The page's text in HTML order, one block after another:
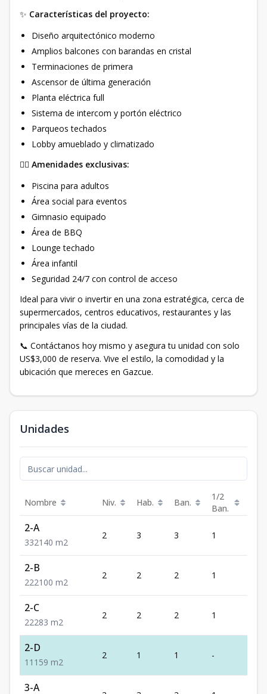
✨ Características del proyecto:
Diseño arquitectónico moderno
Amplios balcones con barandas en cristal
Terminaciones de primera
Ascensor de última generación
Planta eléctrica full
Sistema de intercom y portón eléctrico
Parqueos techados
Lobby amueblado y climatizado
🏊‍♂️ Amenidades exclusivas:
Piscina para adultos
Área social para eventos
Gimnasio equipado
Área de BBQ
Lounge techado
Área infantil
Seguridad 24/7 con control de acceso
Ideal para vivir o invertir en una zona estratégica, cerca de
supermercados, centros educativos, restaurantes y las
principales vías de la ciudad.
📞 Contáctanos hoy mismo y asegura tu unidad con solo
US$3,000 de reserva. Vive el estilo, la comodidad y la
ubicación que mereces en Gazcue.
Unidades
Nombre Niv. Hab. Ban.
1/2
Ban.
2-A
332140 m2
2 3 3 1
2-B
222100 m2
2 2 2 1
2-C
22283 m2
2 2 2 1
2-D
1 1 1 59 m2
2 1 1 -
3-A